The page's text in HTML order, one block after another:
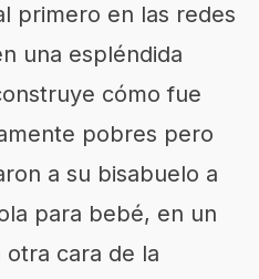
primero en las redes
una espléndida
cómo fue
pobres pero
a su bisabuelo a
para bebé, en un
otra cara de la